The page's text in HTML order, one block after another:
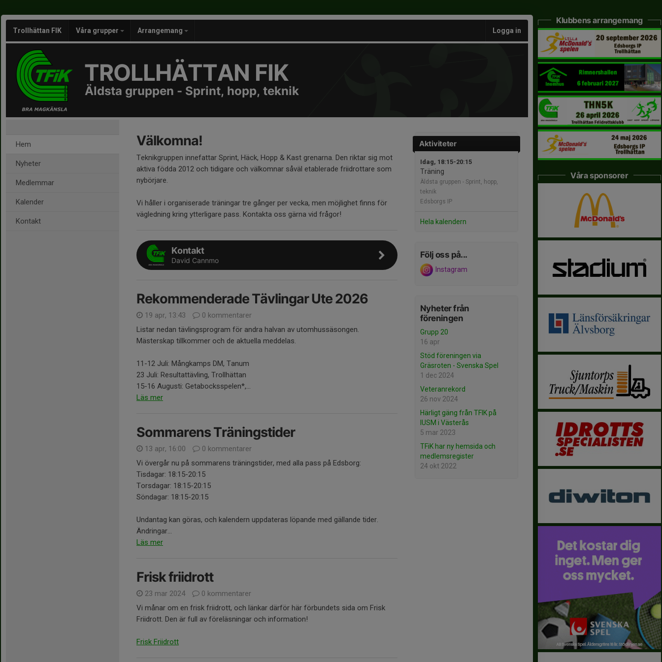
Trollhättan FIK Våra grupper Arrangemang Logga in
TROLLHÄTTAN FIK
Äldsta gruppen - Sprint, hopp, teknik
Hem
Nyheter
Medlemmar
Kalender
Kontakt
Aktiviteter
Idag, 18:15-20:15
Träning
Äldsta gruppen - Sprint, hopp,
teknik
Edsborgs IP
Hela kalendern
Följ oss på...
Instagram
Nyheter från
föreningen
Grupp 20
16 apr
Stöd föreningen via
Gräsroten - Svenska Spel
1 dec 2024
Veteranrekord
26 nov 2024
Härligt gäng från TFIK på
IUSM i Västerås
5 mar 2023
TFiK har ny hemsida och
medlemsregister
24 okt 2022
Välkomna!
Teknikgruppen innefattar Sprint, Häck, Hopp & Kast grenarna. Den riktar sig mot
aktiva födda 2012 och tidigare och välkomnar såväl etablerade friidrottare som
nybörjare.
Vi håller i organiserade träningar tre gånger per vecka, men möjlighet finns för
vägledning kring ytterligare pass. Kontakta oss gärna vid frågor!
Kontakt
David Cannmo
Rekommenderade Tävlingar Ute 2026
19 apr, 13:43
0 kommentarer
Listar nedan tävlingsprogram för andra halvan av utomhussäsongen.
Mästerskap tillkommer och de aktuella meddelas.
11-12 Juli: Mångkamps DM, Tanum
23 Juli: Resultattävling, Trollhättan
15-16 Augusti: Getabocksspelen*,...
Läs mer
Sommarens Träningstider
13 apr, 16:00
0 kommentarer
Vi övergår nu på sommarens träningstider, med alla pass på Edsborg:
Tisdagar: 18:15-20:15
Torsdagar: 18:15-20:15
Söndagar: 18:15-20:15
Undantag kan göras, och kalendern uppdateras löpande med gällande tider.
Ändringar...
Läs mer
Frisk friidrott
23 mar 2024
0 kommentarer
Vi månar om en frisk friidrott, och länkar därför här förbundets sida om Frisk
Friidrott. Den är full av föreläsningar och information!
Frisk Friidrott
Klubbens arrangemang
Våra sponsorer